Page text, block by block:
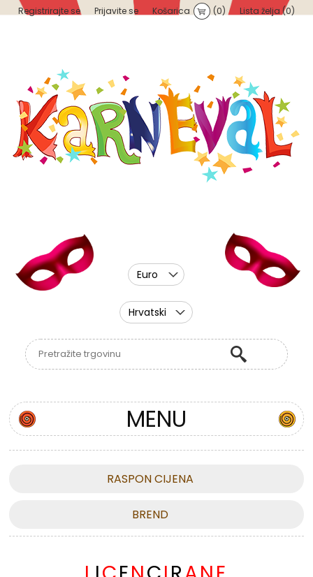
Registrirajte se Prijavite se Košarica (0) Lista želja (0)
Euro
Hrvatski
MENU
RASPON CIJENA
BREND